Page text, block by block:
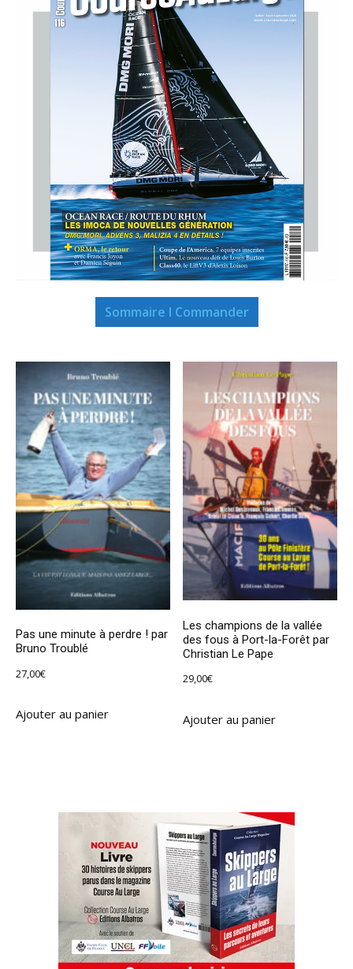
Sommaire I Commander
Pas une minute à perdre ! par
Bruno Troublé
27,00€
Ajouter au panier
Les champions de la vallée
des fous à Port-la-Forêt par
Christian Le Pape
29,00€
Ajouter au panier